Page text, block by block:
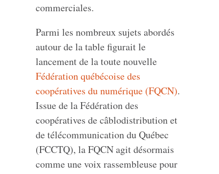
commerciales.
Parmi les nombreux sujets abordés
autour de la table figurait le
lancement de la toute nouvelle
Fédération québécoise des
coopératives du numérique (FQCN).
Issue de la Fédération des
coopératives de câblodistribution et
de télécommunication du Québec
(FCCTQ), la FQCN agit désormais
comme une voix rassembleuse pour